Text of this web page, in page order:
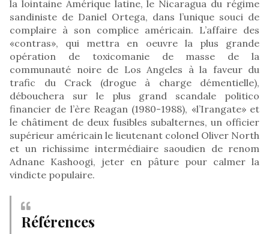
la lointaine Amérique latine, le Nicaragua du régime
sandiniste de Daniel Ortega, dans l’unique souci de
complaire à son complice américain. L’affaire des
«contras», qui mettra en oeuvre la plus grande
opération de toxicomanie de masse de la
communauté noire de Los Angeles à la faveur du
trafic du Crack (drogue à charge démentielle),
débouchera sur le plus grand scandale politico
financier de l’ère Reagan (1980-1988), «l’Irangate» et
le châtiment de deux fusibles subalternes, un officier
supérieur américain le lieutenant colonel Oliver North
et un richissime intermédiaire saoudien de renom
Adnane Kashoogi, jeter en pâture pour calmer la
vindicte populaire.
Références